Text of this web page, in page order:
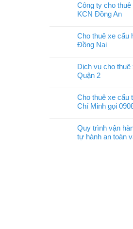
Công ty cho
KCN Đồng An
Cho thuê xe cẩu
Đồng Nai
Dịch vụ cho thuê
Quận 2
Cho thuê xe cẩu
Chí Minh gọi
Quy trình vận
tự hành an toàn